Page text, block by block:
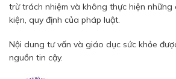
trừ trách nhiệm và không thực hiện những
kiện, quy định của pháp luật.
Nội dung tư vấn và giáo dục sức khỏe
nguồn tin cậy.